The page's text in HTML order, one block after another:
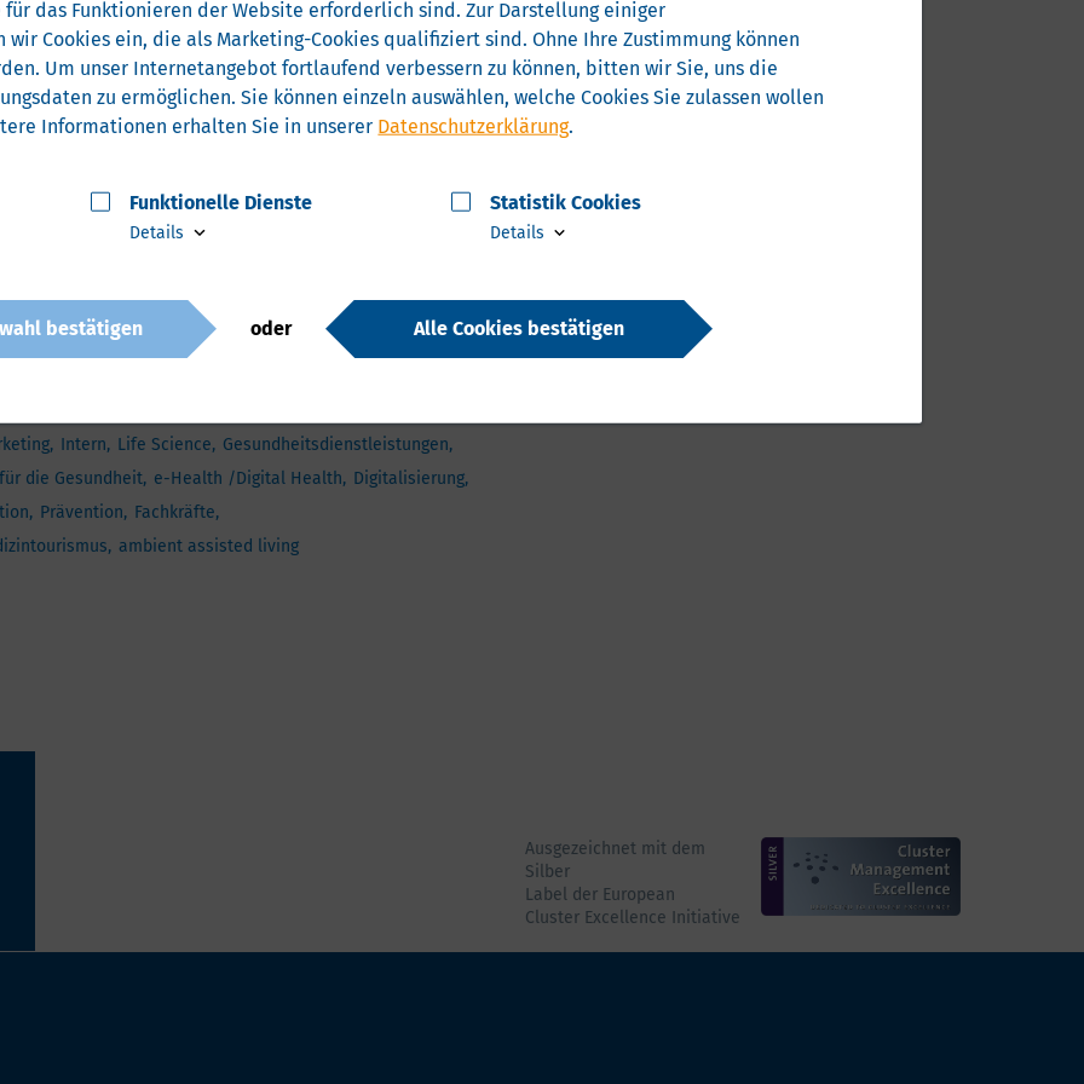
„Ship to Business“oder unsere
Nationale
relevante regionale und überregionale Termine an
So behalten Sie alle relevanten Veranstaltungen
Gesundheitswirtschaft, nehmen wir den Termin
mit uns interessiert sein oder Vorschläge für eine
Intern Life Science
Gesundheitsdienstleistungen
die Gesundheit e-Health /Digital Health
Digitalisierung
Prävention
Fachkräfte
ambient assisted living
Ausgezeichnet mit dem
Silber
Label der European
Cluster Excellence Initiative
für das Funktionieren der Website erforderlich sind. Zur Darstellung einiger
Cookies ein, die als Marketing-Cookies qualifiziert sind. Ohne Ihre Zustimmung können
Um unser Internetangebot fortlaufend verbessern zu können, bitten wir Sie, uns die
zu ermöglichen. Sie können einzeln auswählen, welche Cookies Sie zulassen wollen
Informationen erhalten Sie in unserer Datenschutzerklärung.
Funktionelle Dienste
Details
Statistik Cookies
Details
bestätigen oder Alle Cookies bestätigen